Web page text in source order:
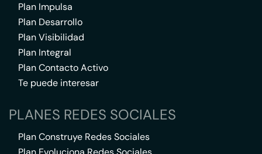
Plan Impulsa
Plan Desarrollo
Plan Visibilidad
Plan Integral
Plan Contacto Activo
Te puede interesar
PLANES REDES SOCIALES
Plan Construye Redes Sociales